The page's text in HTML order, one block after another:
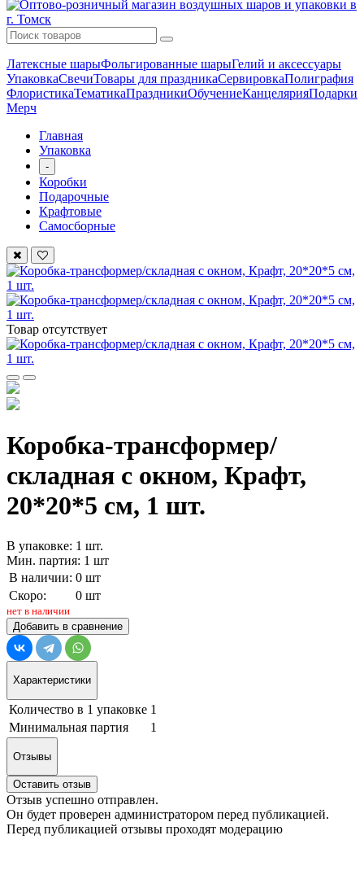
Латексные шарыФольгированные шарыГелий и аксессуары
УпаковкаСвечиТовары для праздникаСервировкаПолиграфия
ФлористикаТематикаПраздникиОбучениеКанцелярияПодарки
Мерч
Главная
Упаковка
-
Коробки
Подарочные
Крафтовые
Самосборные
Товар отсутствует
Коробка-трансформер/
складная с окном, Крафт,
20*20*5 см, 1 шт.
В упаковке: 1 шт.
Мин. партия: 1 шт
В наличии: 0 шт
Скоро:
0 шт
нет в наличии
Добавить в сравнение
Характеристики
Количество в 1 упаковке 1
Минимальная партия
1
Отзывы
Оставить отзыв
Отзыв успешно отправлен.
Он будет проверен администратором перед публикацией.
Перед публикацией отзывы проходят модерацию